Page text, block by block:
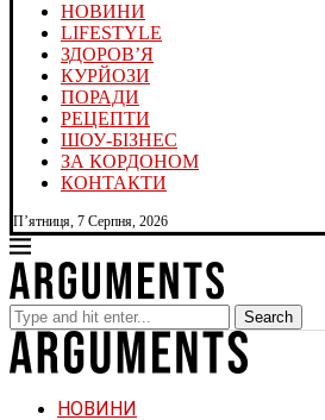
НОВИНИ
LIFESTYLE
ЗДОРОВ’Я
КУРЙОЗИ
ПОРАДИ
РЕЦЕПТИ
ШОУ-БІЗНЕС
ЗА КОРДОНОМ
КОНТАКТИ
П’ятниця, 7 Серпня, 2026
Search
НОВИНИ